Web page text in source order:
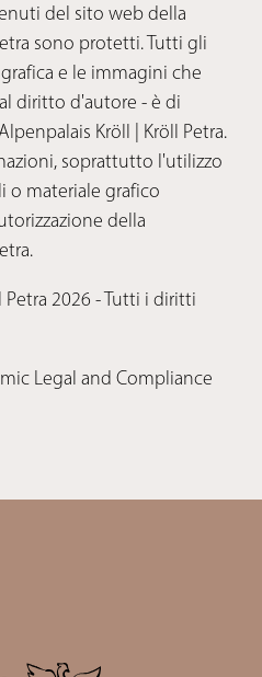
del sito web della
sono protetti. Tutti gli
e le immagini che
diritto d'autore - è di
Kröll | Kröll Petra.
soprattutto l'utilizzo
o materiale grafico
della
2026 - Tutti i diritti
Legal and Compliance